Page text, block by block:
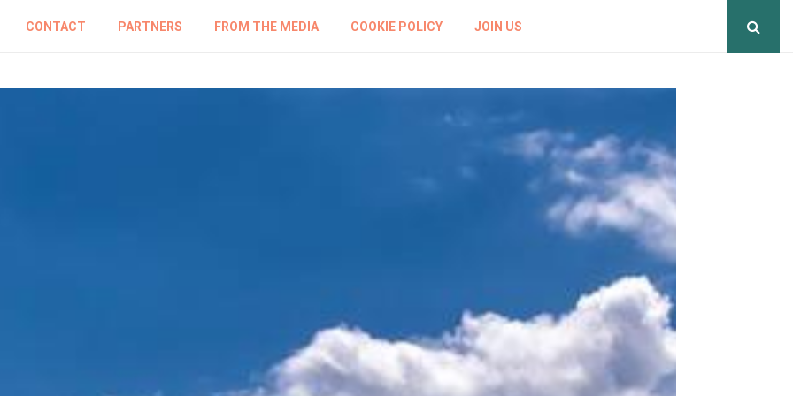
CONTACT PARTNERS FROM THE MEDIA COOKIE POLICY JOIN US